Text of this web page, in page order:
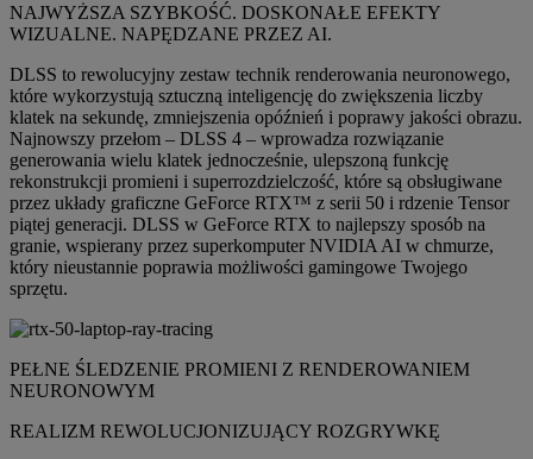
NAJWYŻSZA SZYBKOŚĆ. DOSKONAŁE EFEKTY
WIZUALNE. NAPĘDZANE PRZEZ AI.
DLSS to rewolucyjny zestaw technik renderowania neuronowego,
które wykorzystują sztuczną inteligencję do zwiększenia liczby
klatek na sekundę, zmniejszenia opóźnień i poprawy jakości obrazu.
Najnowszy przełom – DLSS 4 – wprowadza rozwiązanie
generowania wielu klatek jednocześnie, ulepszoną funkcję
rekonstrukcji promieni i superrozdzielczość, które są obsługiwane
przez układy graficzne GeForce RTX™ z serii 50 i rdzenie Tensor
piątej generacji. DLSS w GeForce RTX to najlepszy sposób na
granie, wspierany przez superkomputer NVIDIA AI w chmurze,
który nieustannie poprawia możliwości gamingowe Twojego
sprzętu.
PEŁNE ŚLEDZENIE PROMIENI Z RENDEROWANIEM
NEURONOWYM
REALIZM REWOLUCJONIZUJĄCY ROZGRYWKĘ